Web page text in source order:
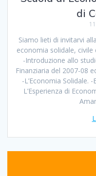
di
Siamo lieti di invitarvi
economia solidale,
-Introduzione allo
Finanziaria del 2007-08
-L’Economia Solidale.
L’Esperienza di